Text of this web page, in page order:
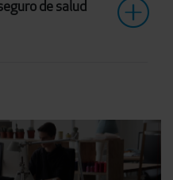
de salud